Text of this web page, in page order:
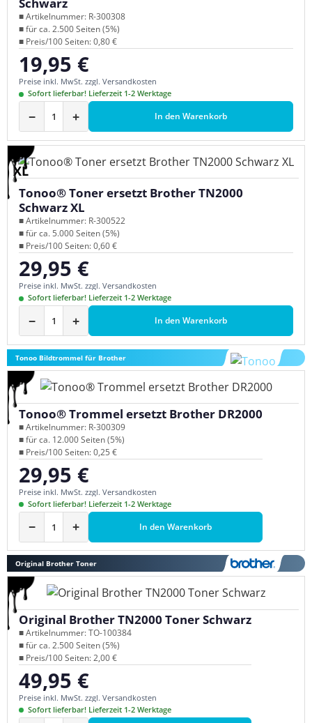
Schwarz
■ Artikelnummer: R-300308
■ für ca. 2.500 Seiten (5%)
■ Preis/100 Seiten: 0,80 €
Regulärer Preis:
19,95 €
Preise inkl. MwSt. zzgl. Versandkosten
Sofort lieferbar! Lieferzeit 1-2 Werktage
− + In den Warenkorb
XL
Tonoo® Toner ersetzt Brother TN2000
Schwarz XL
■ Artikelnummer: R-300522
■ für ca. 5.000 Seiten (5%)
■ Preis/100 Seiten: 0,60 €
Regulärer Preis:
29,95 €
Preise inkl. MwSt. zzgl. Versandkosten
Sofort lieferbar! Lieferzeit 1-2 Werktage
− + In den Warenkorb
Tonoo Bildtrommel für Brother
Tonoo® Trommel ersetzt Brother DR2000
■ Artikelnummer: R-300309
■ für ca. 12.000 Seiten (5%)
■ Preis/100 Seiten: 0,25 €
Regulärer Preis:
29,95 €
Preise inkl. MwSt. zzgl. Versandkosten
Sofort lieferbar! Lieferzeit 1-2 Werktage
− + In den Warenkorb
Original Brother Toner
Original Brother TN2000 Toner Schwarz
■ Artikelnummer: TO-100384
■ für ca. 2.500 Seiten (5%)
■ Preis/100 Seiten: 2,00 €
Regulärer Preis:
49,95 €
Preise inkl. MwSt. zzgl. Versandkosten
Sofort lieferbar! Lieferzeit 1-2 Werktage